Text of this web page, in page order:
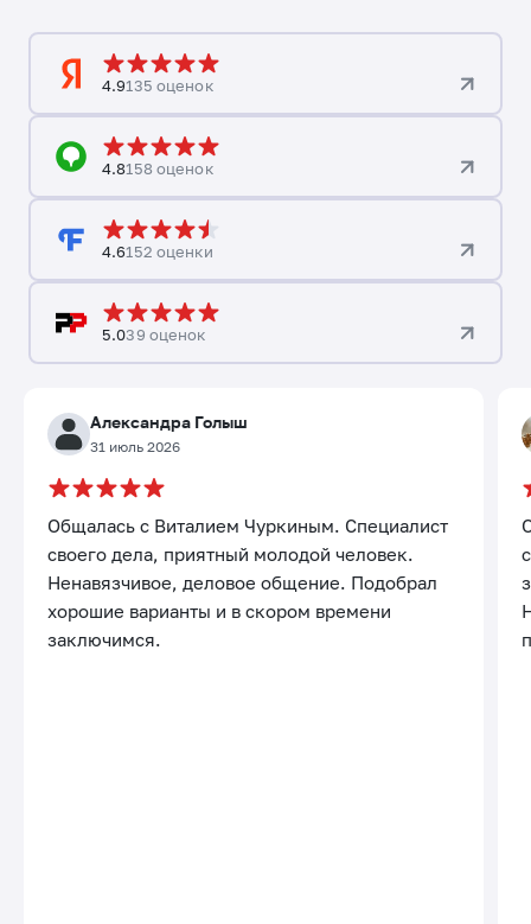
4.9135 оценок
4.8158 оценок
4.6152 оценки
5.039 оценок
Александра Голыш
31 июль 2026
Общалась с Виталием Чуркиным. Специалист
своего дела, приятный молодой человек.
Ненавязчивое, деловое общение. Подобрал
хорошие варианты и в скором времени
заключимся.